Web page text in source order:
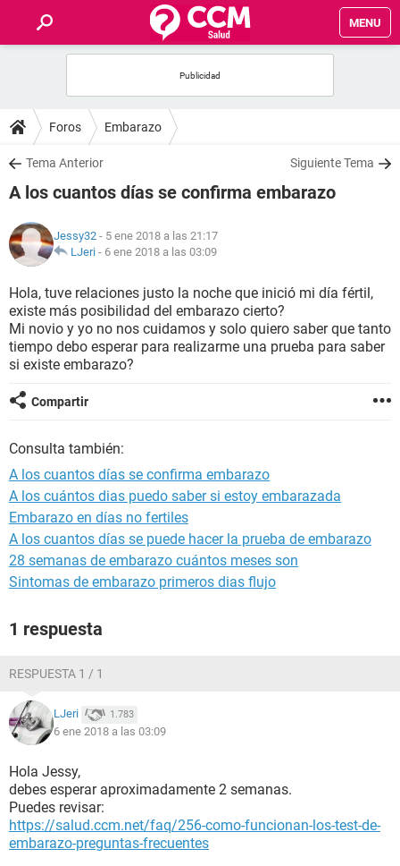
MENU
FOROS
SALUD
NUTRICIÓN
BIENESTAR
SEXUALIDAD
GLOSARIO
Foros Embarazo
Tema Anterior Siguiente Tema
A los cuantos días se confirma embarazo
Jessy32 - 5 ene 2018 a las 21:17
LJeri - 6 ene 2018 a las 03:09
Hola, tuve relaciones justo la noche que inició mi día fértil,
existe más posibilidad del embarazo cierto?
Mi novio y yo no nos cuidamos y solo quiero saber que tanto
tiempo debo esperar para realizarme una prueba para saber
si existe embarazo?
Compartir
Consulta también:
A los cuantos días se confirma embarazo
A los cuántos dias puedo saber si estoy embarazada
Embarazo en días no fertiles
A los cuantos días se puede hacer la prueba de embarazo
28 semanas de embarazo cuántos meses son
Sintomas de embarazo primeros dias flujo
1 respuesta
RESPUESTA 1 / 1
LJeri 1.783
6 ene 2018 a las 03:09
Hola Jessy,
debes esperar aproximadamente 2 semanas.
Puedes revisar:
https://salud.ccm.net/faq/256-como-funcionan-los-test-de-
embarazo-preguntas-frecuentes